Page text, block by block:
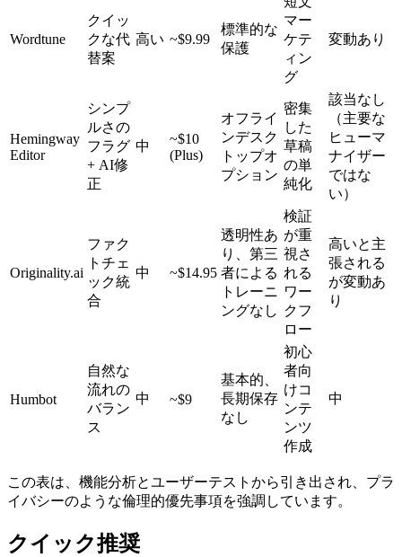
Wordtune
クイッ
クな代
替案
高い ~$9.99
標準的な
保護
マー
ケテ
ィン
グ
変動あり
Hemingway
Editor
シンプ
ルさの
フラグ
+ AI修
正
中
~$10
(Plus)
オフライ
ンデスク
トップオ
プション
密集
した
草稿
の単
純化
該当なし
（主要な
ヒューマ
ナイザー
ではな
い）
Originality.ai
ファク
トチェ
ック統
合
中 ~$14.95
透明性あ
り、第三
者による
トレーニ
ングなし
検証
が重
視さ
れる
ワー
クフ
ロー
高いと主
張される
が変動あ
り
Humbot
自然な
流れの
バラン
ス
中 ~$9
基本的、
長期保存
なし
初心
者向
けコ
ンテ
ンツ
作成
中
この表は、機能分析とユーザーテストから引き出され、プラ
イバシーのような倫理的優先事項を強調しています。
クイック推奨